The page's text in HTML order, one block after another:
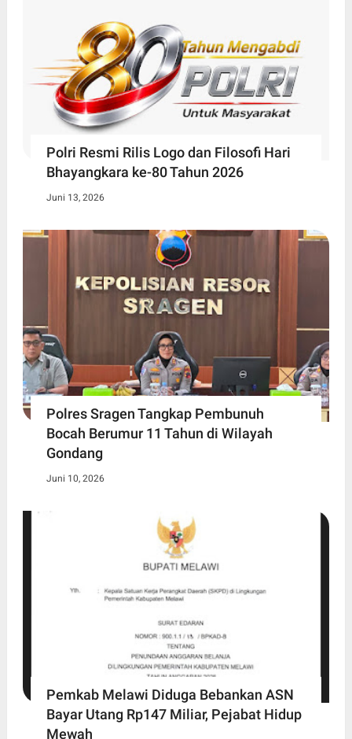
Polri Resmi Rilis Logo dan Filosofi Hari
Bhayangkara ke-80 Tahun 2026
Juni 13, 2026
Polres Sragen Tangkap Pembunuh
Bocah Berumur 11 Tahun di Wilayah
Gondang
Juni 10, 2026
Pemkab Melawi Diduga Bebankan ASN
Bayar Utang Rp147 Miliar, Pejabat Hidup
Mewah